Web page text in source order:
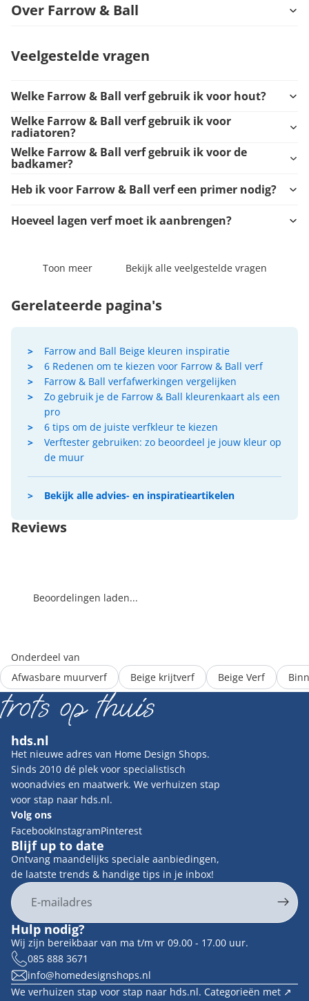
Over Farrow & Ball
Veelgestelde vragen
Welke Farrow & Ball verf gebruik ik voor hout?
Welke Farrow & Ball verf gebruik ik voor
radiatoren?
Welke Farrow & Ball verf gebruik ik voor de
badkamer?
Heb ik voor Farrow & Ball verf een primer nodig?
Hoeveel lagen verf moet ik aanbrengen?
Toon meer Bekijk alle veelgestelde vragen
Gerelateerde pagina's
Farrow and Ball Beige kleuren inspiratie
6 Redenen om te kiezen voor Farrow & Ball verf
Farrow & Ball verfafwerkingen vergelijken
Zo gebruik je de Farrow & Ball kleurenkaart als een
pro
6 tips om de juiste verfkleur te kiezen
Verftester gebruiken: zo beoordeel je jouw kleur op
de muur
Bekijk alle advies- en inspiratieartikelen
Reviews
Beoordelingen laden...
Onderdeel van
Afwasbare muurverf
Beige krijtverf Beige Verf
hds.nl
Het nieuwe adres van Home Design Shops.
Sinds 2010 dé plek voor specialistisch
woonadvies en maatwerk. We verhuizen stap
voor stap naar hds.nl.
Volg ons
FacebookInstagramPinterest
Blijf up to date
Ontvang maandelijks speciale aanbiedingen,
de laatste trends & handige tips in je inbox!
E-mail
Hulp nodig?
Wij zijn bereikbaar van ma t/m vr 09.00 - 17.00 uur.
085 888 3671
info@homedesignshops.nl
We verhuizen stap voor stap naar hds.nl. Categorieën met ↗︎
Contactgegevens
Terugbetalingsbeleid
Algemene voorwaarden
Verzendbeleid